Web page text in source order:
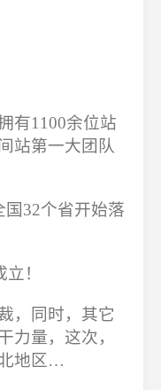
有1100余位站
站第一大团队
32个省开始落
！
，同时，其它
力量，这次，
地区…